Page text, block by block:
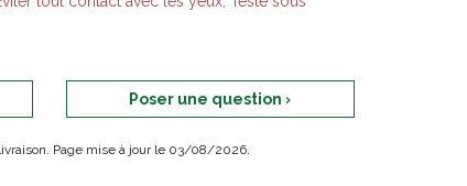
Poser une question ›
Page mise à jour le 03/08/2026.